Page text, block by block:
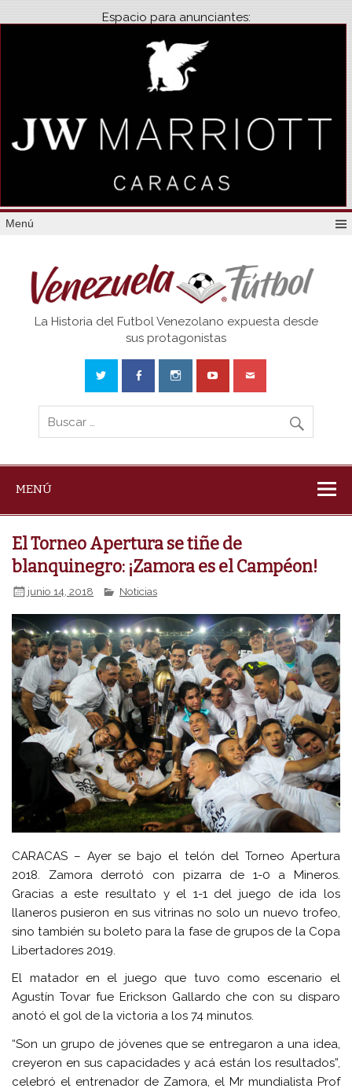
Espacio para anunciantes:
Menú
Venezuela
La Historia del Futbol Venezolano expuesta desde
sus protagonistas
MENÚ
El Torneo Apertura se tiñe de
blanquinegro: ¡Zamora es el Campéon!
junio 14, 2018 Noticias
CARACAS – Ayer se bajo el telón del Torneo Apertura
2018. Zamora derrotó con pizarra de 1-0 a Mineros.
Gracias a este resultato y el 1-1 del juego de ida los
llaneros pusieron en sus vitrinas no solo un nuevo trofeo,
sino también su boleto para la fase de grupos de la Copa
Libertadores 2019.
El matador en el juego que tuvo como escenario el
Agustín Tovar fue Erickson Gallardo che con su disparo
anotó el gol de la victoria a los 74 minutos.
“Son un grupo de jóvenes que se entregaron a una idea,
creyeron en sus capacidades y acá están los resultados”,
celebró el entrenador de Zamora, el Mr mundialista Prof